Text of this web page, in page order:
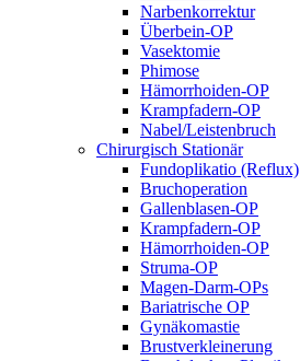
Narbenkorrektur
Überbein-OP
Vasektomie
Phimose
Hämorrhoiden-OP
Krampfadern-OP
Nabel/Leistenbruch
Chirurgisch Stationär
Fundoplikatio (Reflux)
Bruchoperation
Gallenblasen-OP
Krampfadern-OP
Hämorrhoiden-OP
Struma-OP
Magen-Darm-OPs
Bariatrische OP
Gynäkomastie
Brustverkleinerung